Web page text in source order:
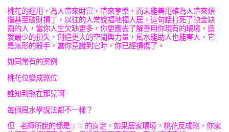
桃花的運用，為人帶來財富，帶來享樂，而未能善用確為人帶來煩
惱甚至破財損丁，以往的人常說福地福人居，這句話打死了缺金缺
兩的人，當你人生欠缺更多，你更應去了解善用你現有的環境，造
就最少的損失，創造更大的空間與力量，風水能助人也能害人，它
是無形的殺手，當你意識到它時，你已經損傷了。
如同常有的案例:
桃花位變成煞位?
誰知到煞在那兒啊?
每個風水學說法都不一樣？
但~ 老師所說的都是90% 的肯定，如果居家環境，桃花反成煞，你家